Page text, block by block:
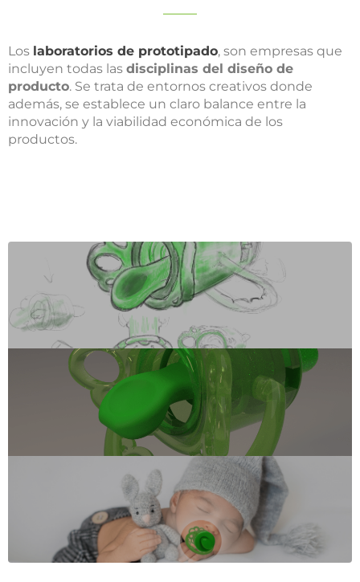
Los laboratorios de prototipado, son empresas que
incluyen todas las disciplinas del diseño de
producto. Se trata de entornos creativos donde
además, se establece un claro balance entre la
innovación y la viabilidad económica de los
productos.